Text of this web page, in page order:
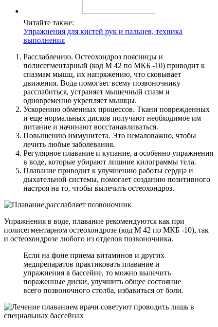
Читайте также:
Упражнения для кистей рук и пальцев, техника
выполнения
Расслаблению. Остеохондроз поясницы и
полисегментарный (код М 42 по МКБ -10) приводит к
спазмам мышц, их напряжению, что сковывает
движения. Вода помогает всему позвоночнику
расслабиться, устраняет мышечный спазм и
одновременно укрепляет мышцы.
Ускорению обменных процессов. Ткани поврежденных
и еще нормальных дисков получают необходимое им
питание и начинают восстанавливаться.
Повышению иммунитета. Это немаловажно, чтобы
лечить любые заболевания.
Регулярное плавание и купание, а особенно упражнения
в воде, которые убирают лишние килограммы тела.
Плавание приводит к улучшению работы сердца и
дыхательной системы, помогает созданию позитивного
настроя на то, чтобы вылечить остеохондроз.
Упражнения в воде, плавание рекомендуются как при
полисегментарном остеохондрозе (код М 42 по МКБ -10), так
и остеохондрозе любого из отделов позвоночника.
Если на фоне приема витаминов и других
медпрепаратов практиковать плавание и
упражнения в бассейне, то можно вылечить
пораженные диски, улучшить общее состояние
всего позвоночного столба, избавиться от боли.